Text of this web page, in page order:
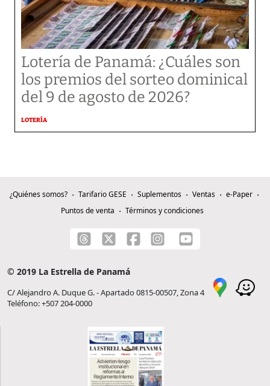
Lotería de Panamá: ¿Cuáles son
los premios del sorteo dominical
del 9 de agosto de 2026?
LOTERÍA
¿Quiénes somos? Tarifario GESE Suplementos Ventas
e-Paper
Puntos de venta
Términos y condiciones
© 2019 La Estrella de Panamá
C/ Alejandro A. Duque G. - Apartado 0815-00507, Zona 4
Teléfono: +507 204-0000